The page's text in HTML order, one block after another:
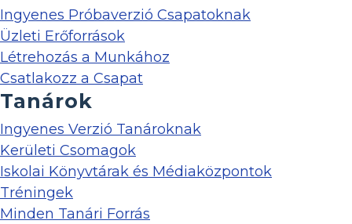
Ingyenes Próbaverzió Csapatoknak
Üzleti Erőforrások
Létrehozás a Munkához
Csatlakozz a Csapat
Tanárok
Ingyenes Verzió Tanároknak
Kerületi Csomagok
Iskolai Könyvtárak és Médiaközpontok
Tréningek
Minden Tanári Forrás